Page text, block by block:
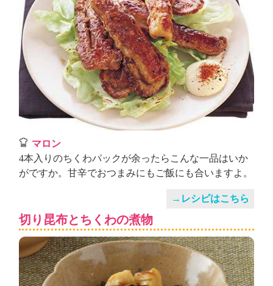
マロン
4本入りのちくわパックが余ったらこんな一品はいか
がですか。甘辛でおつまみにもご飯にも合いますよ。
→レシピはこちら
切り昆布とちくわの煮物